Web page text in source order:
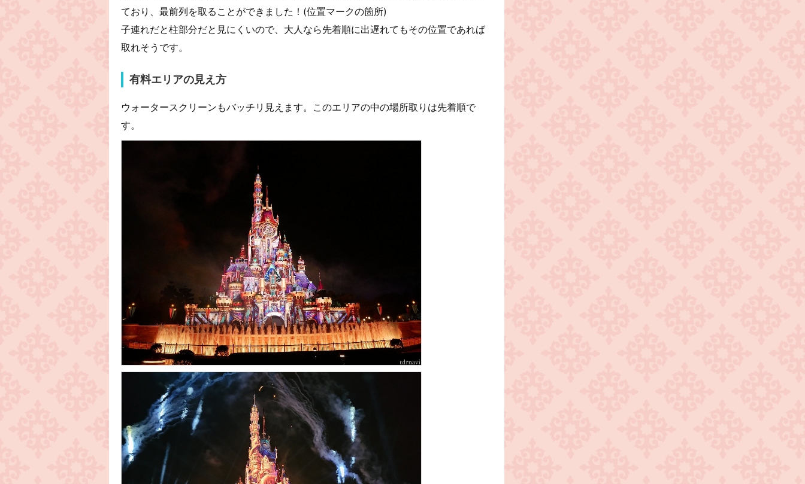
ており、最前列を取ることができました！(位置マークの箇所)
子連れだと柱部分だと見にくいので、大人なら先着順に出遅れてもその位置であれば
取れそうです。
有料エリアの見え方
ウォータースクリーンもバッチリ見えます。このエリアの中の場所取りは先着順で
す。